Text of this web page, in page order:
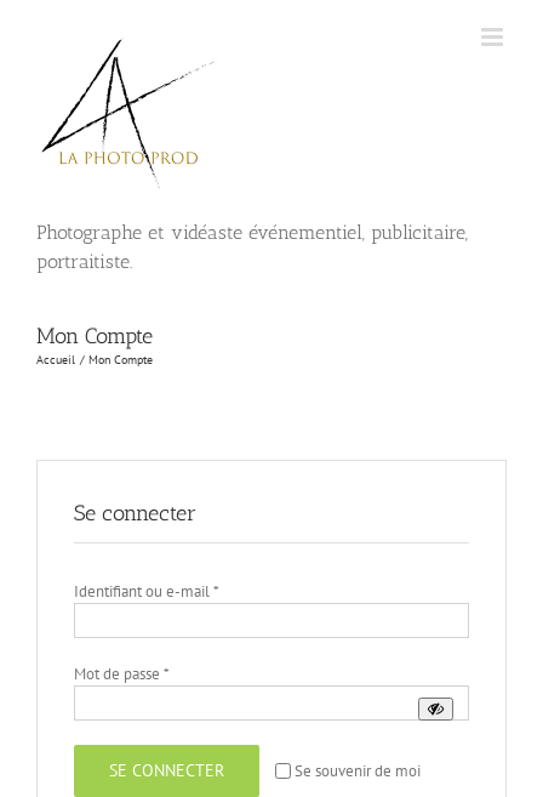
Photographe et vidéaste événementiel, publicitaire,
portraitiste.
Mon Compte
Accueil Mon Compte
Se connecter
Identifiant ou e-mail*
Mot de passe *
Se souvenir de moi
SE CONNECTER